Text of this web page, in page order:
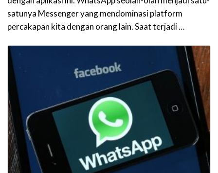
satunya Messenger yang mendominasi platform
percakapan kita dengan orang lain. Saat terjadi …